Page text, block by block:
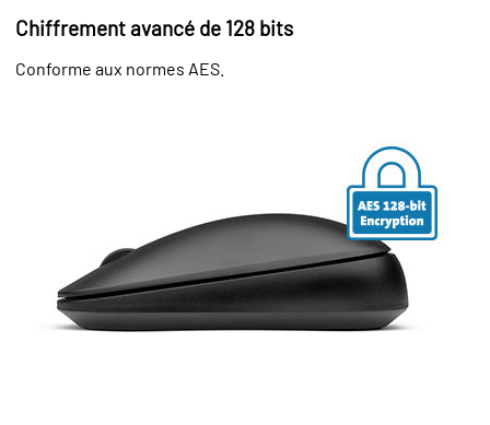
Chiffrement avancé de 128 bits
Conforme aux normes AES.